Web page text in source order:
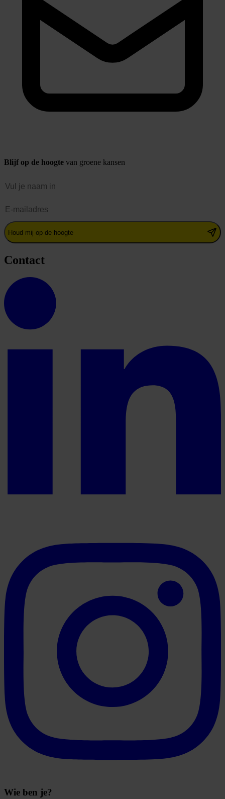
Blijf op de hoogte van groene kansen
Houd mij op de hoogte
Contact
Wie ben je?